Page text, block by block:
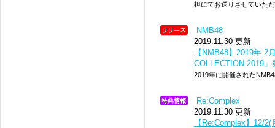
担にてお送りさせていた
NMB48
2019.11.30 更新
【NMB48】2019年 2
COLLECTION 2019」
2019年に開催された
Re:Complex
2019.11.30 更新
【Re:Complex】12/